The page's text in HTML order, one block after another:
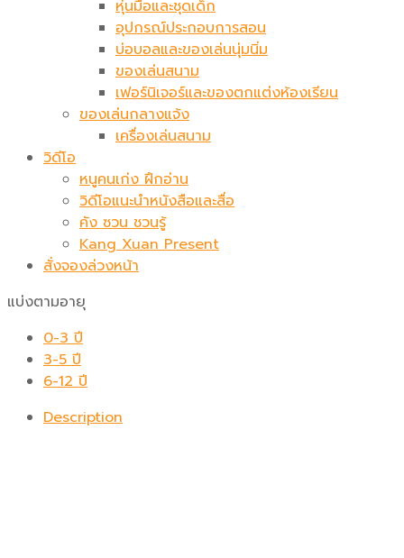
หุ่นมือและชุดเด็ก
อุปกรณ์ประกอบการสอน
บ่อบอลและของเล่นนุ่มนิ่ม
ของเล่นสนาม
เฟอร์นิเจอร์และของตกแต่งห้องเรียน
ของเล่นกลางแจ้ง
เครื่องเล่นสนาม
วิดีโอ
หนูคนเก่ง ฝึกอ่าน
วิดีโอแนะนำหนังสือและสื่อ
คัง ซวน ชวนรู้
Kang Xuan Present
สั่งจองล่วงหน้า
แบ่งตามอายุ
0-3 ปี
3-5 ปี
6-12 ปี
Description